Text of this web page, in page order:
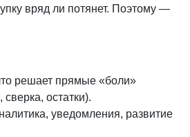
вряд ли потянет. Поэтому —
решает прямые «боли»
остатки).
уведомления, развитие